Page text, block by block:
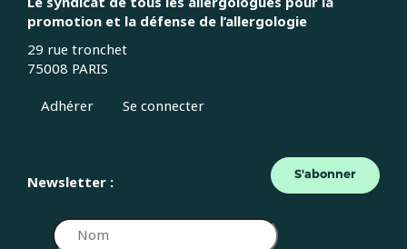
promotion et la défense de l’allergologie
29 rue tronchet
75008 PARIS
Adhérer
Se connecter
Newsletter : S'abonner